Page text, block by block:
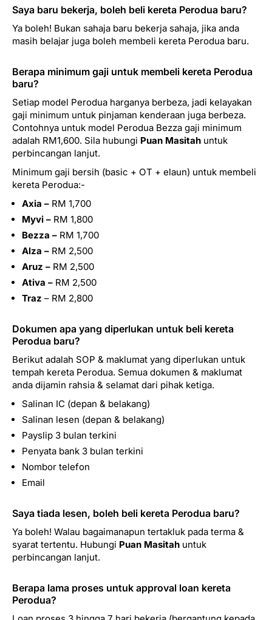
Saya baru bekerja, boleh beli kereta Perodua baru?
Ya boleh! Bukan sahaja baru bekerja sahaja, jika anda
masih belajar juga boleh membeli kereta Perodua baru.
Berapa minimum gaji untuk membeli kereta Perodua
baru?
Setiap model Perodua harganya berbeza, jadi kelayakan
gaji minimum untuk pinjaman kenderaan juga berbeza.
Contohnya untuk model Perodua Bezza gaji minimum
adalah RM1,600. Sila hubungi Puan Masitah untuk
perbincangan lanjut.
Minimum gaji bersih (basic + OT + elaun) untuk membeli
kereta Perodua:-
Axia – RM 1,700
Myvi – RM 1,800
Bezza – RM 1,700
Alza – RM 2,500
Aruz – RM 2,500
Ativa – RM 2,500
Traz – RM 2,800
Dokumen apa yang diperlukan untuk beli kereta
Perodua baru?
Berikut adalah SOP & maklumat yang diperlukan untuk
tempah kereta Perodua. Semua dokumen & maklumat
anda dijamin rahsia & selamat dari pihak ketiga.
Salinan IC (depan & belakang)
Salinan lesen (depan & belakang)
Payslip 3 bulan terkini
Penyata bank 3 bulan terkini
Nombor telefon
Email
Saya tiada lesen, boleh beli kereta Perodua baru?
Ya boleh! Walau bagaimanapun tertakluk pada terma &
syarat tertentu. Hubungi Puan Masitah untuk
perbincangan lanjut.
Berapa lama proses untuk approval loan kereta
Perodua?